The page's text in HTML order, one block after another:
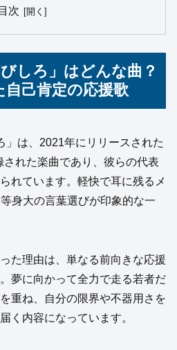
目次
しろ」はどんな曲？
己肯定の応援歌
」は、2021年にリリースされた
れた楽曲であり、彼らの代表
れています。軽快で耳に残るメ
身大の言葉選びが印象的な一
た理由は、単なる前向きな応援
夢に向かって全力で走る若者だ
重ね、自分の限界や不器用さを
く内容になっています。